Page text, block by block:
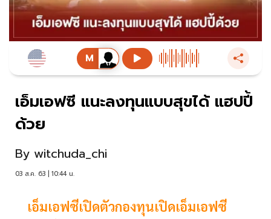
เอ็มเอฟซี แนะลงทุนแบบสุขได้ แฮปปี้
ด้วย
By witchuda_chi
03 ส.ค. 63 | 10:44 น.
เอ็มเอฟซีเปิดตัวกองทุนเปิดเอ็มเอฟซี